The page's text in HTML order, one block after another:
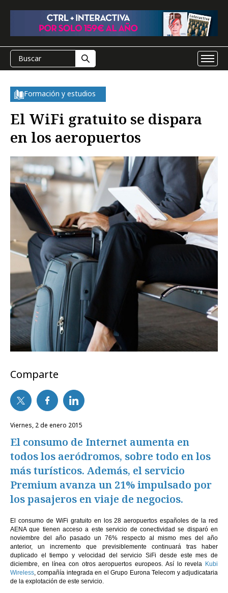
Formación y estudios
El WiFi gratuito se dispara
en los aeropuertos
Comparte
viernes, 2 de enero 2015
El consumo de Internet aumenta en
todos los aeródromos, sobre todo en los
más turísticos. Además, el servicio
Premium avanza un 21% impulsado por
los pasajeros en viaje de negocios.
El consumo de WiFi gratuito en los 28 aeropuertos españoles de la red
AENA que tienen acceso a este servicio de conectividad se disparó en
noviembre del año pasado un 76% respecto al mismo mes del año
anterior, un incremento que previsiblemente continuará tras haber
duplicado el tiempo y velocidad del servicio SiFi desde este mes de
diciembre, en línea con otros aeropuertos europeos. Así lo revela Kubi
Wireless, compañía integrada en el Grupo Eurona Telecom y adjudicataria
de la explotación de este servicio.